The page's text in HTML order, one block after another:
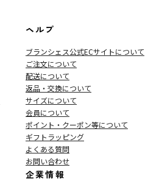
ヘルプ
ブランシェス公式ECサイトについて
ご注文について
配送について
返品・交換について
サイズについて
会員について
ポイント・クーポン等について
ギフトラッピング
よくある質問
お問い合わせ
企業情報